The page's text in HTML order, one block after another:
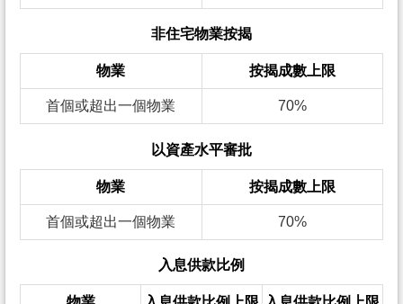
非住宅物業按揭
物業 按揭成數上限
首個或超出一個物業 70%
以資產水平審批
物業 按揭成數上限
首個或超出一個物業 70%
入息供款比例